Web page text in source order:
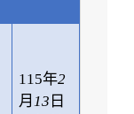
115年2
月13 日